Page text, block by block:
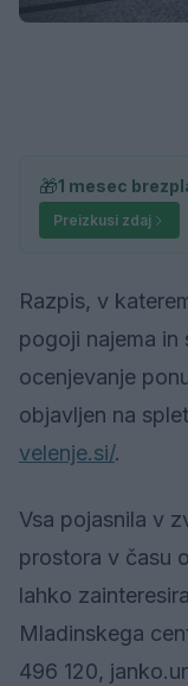
🎁1 mesec
Preizkusi zdaj
Razpis, v
pogoji najema in
ocenjevanje
objavljen na
velenje.si/.
Vsa pojasnila v
prostora v času
lahko
Mladinskega
496 120,